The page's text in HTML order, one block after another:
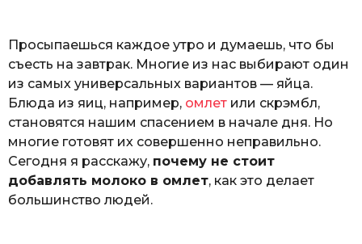
Просыпаешься каждое утро и думаешь, что бы
съесть на завтрак. Многие из нас выбирают один
из самых универсальных вариантов — яйца.
Блюда из яиц, например, омлет или скрэмбл,
становятся нашим спасением в начале дня. Но
многие готовят их совершенно неправильно.
Сегодня я расскажу, почему не стоит
добавлять молоко в омлет, как это делает
большинство людей.